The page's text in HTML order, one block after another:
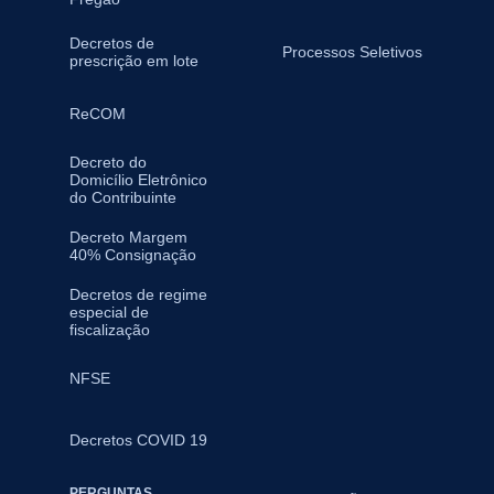
Decretos de
prescrição em lote
ReCOM
Decreto do
Domicílio Eletrônico
do Contribuinte
Decreto Margem
40% Consignação
Decretos de regime
especial de
fiscalização
NFSE
Decretos COVID 19
Processos Seletivos